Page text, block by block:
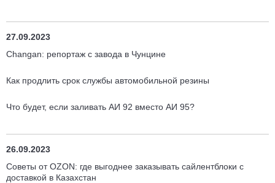
27.09.2023
Changan: репортаж с завода в Чунцине
Как продлить срок службы автомобильной резины
Что будет, если заливать АИ 92 вместо АИ 95?
26.09.2023
Советы от OZON: где выгоднее заказывать сайлентблоки с
доставкой в Казахстан